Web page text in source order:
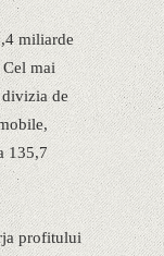
miliarde
mai
de
135,7
profitului